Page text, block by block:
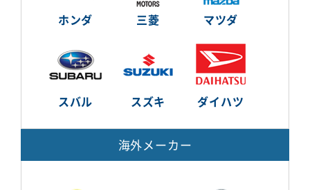
ホンダ 三菱 マツダ
スバル スズキ ダイハツ
海外メーカー